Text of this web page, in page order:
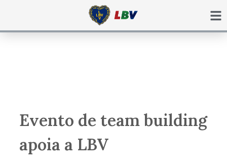
Evento de team building
apoia a LBV